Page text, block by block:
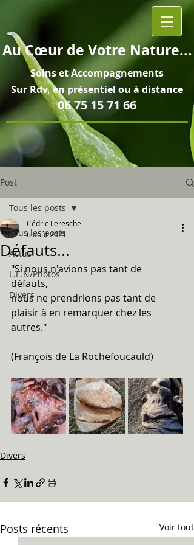
AuCœurde Votre Nature...
Soins etAccompagnements
Sur Rdv, en présentiel ou à distance
06 75 15 71 66
Post
Tous les posts
Actus
L.E.N/Photos
Divers
Tous les posts
Défauts...
Cédric Leresche
6 août 2021
"Si nous n'avions pas tant de
défauts,
nous ne prendrions pas tant de
plaisir à en remarquer chez les
autres."
(François de La Rochefoucauld)
Divers
Posts récents Voir tout